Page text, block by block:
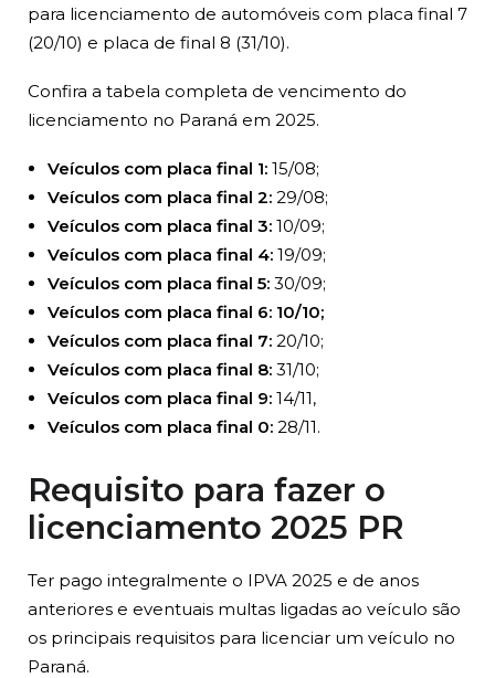
para licenciamento de automóveis com placa final 7
(20/10) e placa de final 8 (31/10).
Confira a tabela completa de vencimento do
licenciamento no Paraná em 2025.
Veículos com placa final 1: 15/08;
Veículos com placa final 2: 29/08;
Veículos com placa final 3: 10/09;
Veículos com placa final 4: 19/09;
Veículos com placa final 5: 30/09;
Veículos com placa final 6: 10/10;
Veículos com placa final 7: 20/10;
Veículos com placa final 8: 31/10;
Veículos com placa final 9: 14/11,
Veículos com placa final 0: 28/11.
Requisito para fazer o
licenciamento 2025 PR
Ter pago integralmente o IPVA 2025 e de anos
anteriores e eventuais multas ligadas ao veículo são
os principais requisitos para licenciar um veículo no
Paraná.